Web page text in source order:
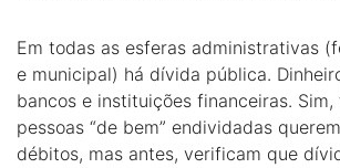
Em todas as esferas administrativas
e municipal) há dívida pública.
bancos e instituições financeiras. Sim,
pessoas “de bem” endividadas
débitos, mas antes, verificam que